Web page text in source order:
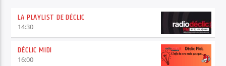
LA PLAYLIST DE DÉCLIC
14:30
DÉCLIC MIDI
16:00